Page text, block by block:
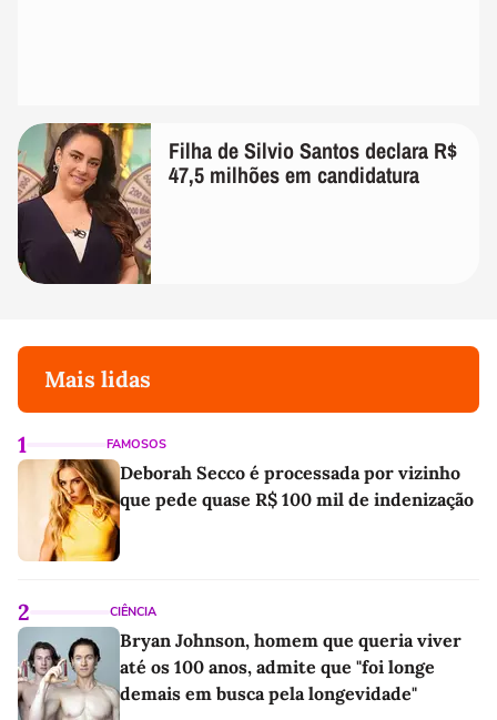
Filha de Silvio Santos declara R$
47,5 milhões em candidatura
Mais lidas
1 FAMOSOS
Deborah Secco é processada por vizinho
que pede quase R$ 100 mil de indenização
2 CIÊNCIA
Bryan Johnson, homem que queria viver
até os 100 anos, admite que "foi longe
demais em busca pela longevidade"